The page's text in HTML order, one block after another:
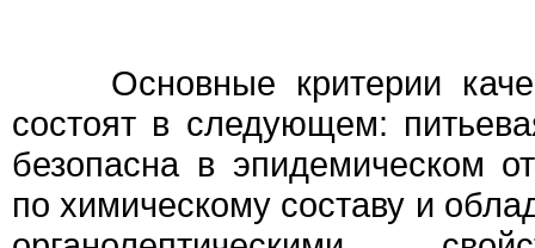
Основные критерии
состоят в следующем:
безопасна в эпидемическом
по химическому составу и